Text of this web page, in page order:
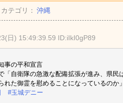
テゴリ： 沖縄
日) 15:49:39.59 ID:iIkI0gP89
事の平和宣言
「自衛隊の急激な配備拡張が進み、県
れた御霊を慰めることになっているのか
#玉城デニー